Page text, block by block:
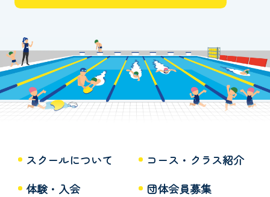
スクールについて
コース・クラス紹介
体験・入会
団体会員募集